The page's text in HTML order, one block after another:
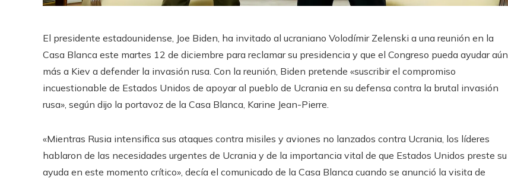
El presidente estadounidense, Joe Biden, ha invitado al ucraniano Volodímir Zelenski a una reunión en la
Casa Blanca este martes 12 de diciembre para reclamar su presidencia y que el Congreso pueda ayudar aún
más a Kiev a defender la invasión rusa. Con la reunión, Biden pretende «suscribir el compromiso
incuestionable de Estados Unidos de apoyar al pueblo de Ucrania en su defensa contra la brutal invasión
rusa», según dijo la portavoz de la Casa Blanca, Karine Jean-Pierre.
«Mientras Rusia intensifica sus ataques contra misiles y aviones no lanzados contra Ucrania, los líderes
hablaron de las necesidades urgentes de Ucrania y de la importancia vital de que Estados Unidos preste su
ayuda en este momento crítico», decía el comunicado de la Casa Blanca cuando se anunció la visita de